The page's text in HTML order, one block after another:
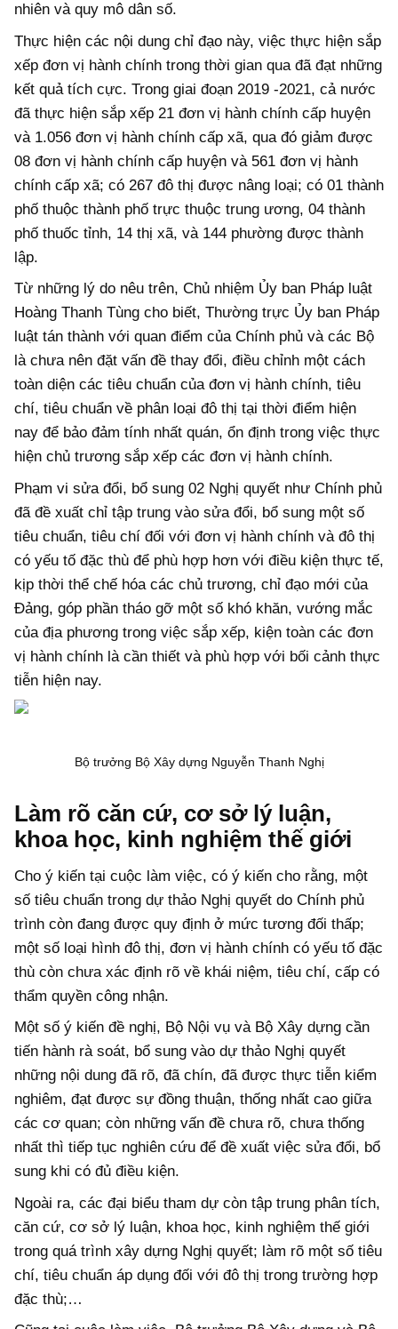
nhiên và quy mô dân số.
Thực hiện các nội dung chỉ đạo này, việc thực hiện sắp
xếp đơn vị hành chính trong thời gian qua đã đạt những
kết quả tích cực. Trong giai đoạn 2019 -2021, cả nước
đã thực hiện sắp xếp 21 đơn vị hành chính cấp huyện
và 1.056 đơn vị hành chính cấp xã, qua đó giảm được
08 đơn vị hành chính cấp huyện và 561 đơn vị hành
chính cấp xã; có 267 đô thị được nâng loại; có 01 thành
phố thuộc thành phố trực thuộc trung ương, 04 thành
phố thuốc tỉnh, 14 thị xã, và 144 phường được thành
lập.
Từ những lý do nêu trên, Chủ nhiệm Ủy ban Pháp luật
Hoàng Thanh Tùng cho biết, Thường trực Ủy ban Pháp
luật tán thành với quan điểm của Chính phủ và các Bộ
là chưa nên đặt vấn đề thay đổi, điều chỉnh một cách
toàn diện các tiêu chuẩn của đơn vị hành chính, tiêu
chí, tiêu chuẩn về phân loại đô thị tại thời điểm hiện
nay để bảo đảm tính nhất quán, ổn định trong việc thực
hiện chủ trương sắp xếp các đơn vị hành chính.
Phạm vi sửa đổi, bổ sung 02 Nghị quyết như Chính phủ
đã đề xuất chỉ tập trung vào sửa đổi, bổ sung một số
tiêu chuẩn, tiêu chí đối với đơn vị hành chính và đô thị
có yếu tố đặc thù để phù hợp hơn với điều kiện thực tế,
kịp thời thể chế hóa các chủ trương, chỉ đạo mới của
Đảng, góp phần tháo gỡ một số khó khăn, vướng mắc
của địa phương trong việc sắp xếp, kiện toàn các đơn
vị hành chính là cần thiết và phù hợp với bối cảnh thực
tiễn hiện nay.
Bộ trưởng Bộ Xây dựng Nguyễn Thanh Nghị
Làm rõ căn cứ, cơ sở lý luận,
khoa học, kinh nghiệm thế giới
Cho ý kiến tại cuộc làm việc, có ý kiến cho rằng, một
số tiêu chuẩn trong dự thảo Nghị quyết do Chính phủ
trình còn đang được quy định ở mức tương đối thấp;
một số loại hình đô thị, đơn vị hành chính có yếu tố đặc
thù còn chưa xác định rõ về khái niệm, tiêu chí, cấp có
thẩm quyền công nhận.
Một số ý kiến đề nghị, Bộ Nội vụ và Bộ Xây dựng cần
tiến hành rà soát, bổ sung vào dự thảo Nghị quyết
những nội dung đã rõ, đã chín, đã được thực tiễn kiểm
nghiêm, đạt được sự đồng thuận, thống nhất cao giữa
các cơ quan; còn những vấn đề chưa rõ, chưa thống
nhất thì tiếp tục nghiên cứu để đề xuất việc sửa đổi, bổ
sung khi có đủ điều kiện.
Ngoài ra, các đại biểu tham dự còn tập trung phân tích,
căn cứ, cơ sở lý luận, khoa học, kinh nghiệm thế giới
trong quá trình xây dựng Nghị quyết; làm rõ một số tiêu
chí, tiêu chuẩn áp dụng đối với đô thị trong trường hợp
đặc thù;…